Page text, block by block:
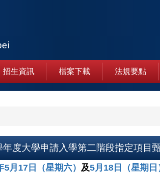
招生資訊 檔案下載 法規要點
度大學申請入學第二階段指定項目
5月17日（星期六） 及5月18日（星期日